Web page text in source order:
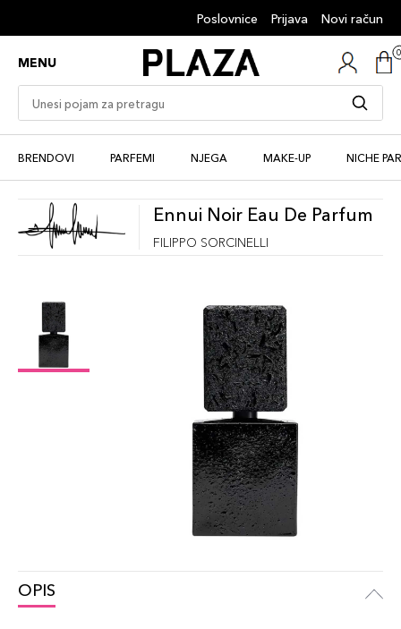
Poslovnice Prijava Novi račun
MENU
BRENDOVI PARFEMI NJEGA MAKE-UP NICHE
Ennui Noir Eau De Parfum
FILIPPO SORCINELLI
OPIS